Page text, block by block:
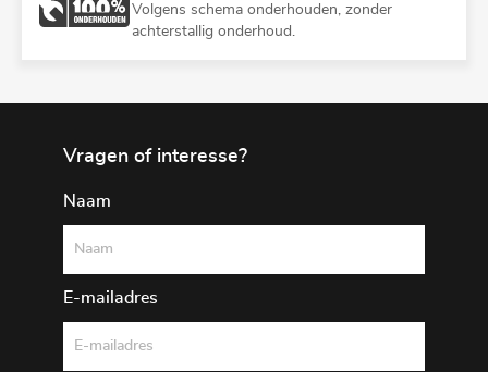
Volgens schema onderhouden, zonder
achterstallig onderhoud.
Vragen of interesse?
Naam
E-mailadres